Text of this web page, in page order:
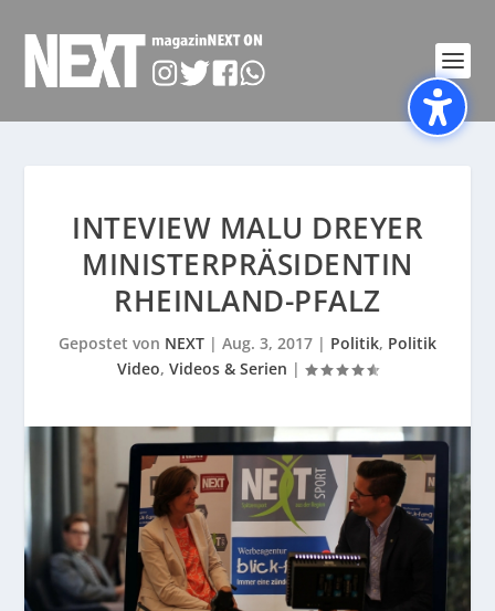
INTEVIEW MALU DREYER
MINISTERPRÄSIDENTIN
RHEINLAND-PFALZ
Gepostet von NEXT | Aug. 3, 2017 | Politik, Politik
Video, Videos & Serien |